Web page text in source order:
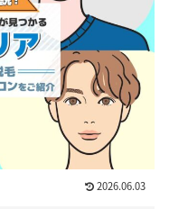
2026.06.03